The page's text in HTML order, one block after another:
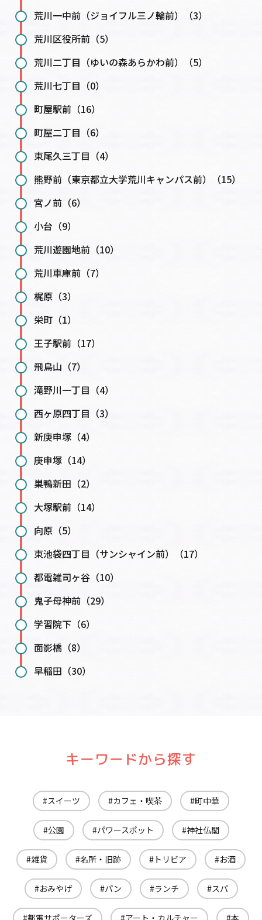
荒川一中前（ジョイフル三ノ輪前）（3）
荒川区役所前（5）
荒川二丁目（ゆいの森あらかわ前）（5）
荒川七丁目（0）
町屋駅前（16）
町屋二丁目（6）
東尾久三丁目（4）
熊野前（東京都立大学荒川キャンパス前）（15）
宮ノ前（6）
小台（9）
荒川遊園地前（10）
荒川車庫前（7）
梶原（3）
栄町（1）
王子駅前（17）
飛鳥山（7）
滝野川一丁目（4）
西ヶ原四丁目（3）
新庚申塚（4）
庚申塚（14）
巣鴨新田（2）
大塚駅前（14）
向原（5）
東池袋四丁目（サンシャイン前）（17）
都電雑司ヶ谷（10）
鬼子母神前（29）
学習院下（6）
面影橋（8）
早稲田（30）
キーワードから探す
スイーツ カフェ・喫茶 町中華
公園 パワースポット 神社仏閣
雑貨 名所・旧跡 トリビア お酒
おみやげ パン ランチ スパ